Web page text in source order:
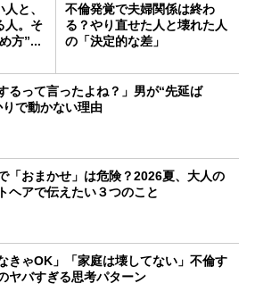
と、
人。そ
方”...
不倫発覚で夫婦関係は終わ
る？やり直せた人と壊れた人
の「決定的な差」
るって言ったよね？」男が“先延ば
りで動かない理由
「おまかせ」は危険？2026夏、大人の
ヘアで伝えたい３つのこと
きゃOK」「家庭は壊してない」不倫す
ヤバすぎる思考パターン